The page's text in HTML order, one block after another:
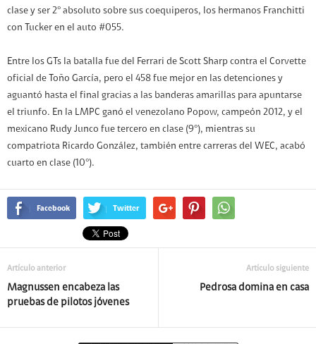
clase y ser 2° absoluto sobre sus coequiperos, los hermanos Franchitti
con Tucker en el auto #055.
Entre los GTs la batalla fue del Ferrari de Scott Sharp contra el Corvette
oficial de Toño García, pero el 458 fue mejor en las detenciones y
aguantó hasta el final gracias a las banderas amarillas para apuntarse
el triunfo. En la LMPC ganó el venezolano Popow, campeón 2012, y el
mexicano Rudy Junco fue tercero en clase (9°), mientras su
compatriota Ricardo González, también entre carreras del WEC, acabó
cuarto en clase (10°).
Facebook Twitter
Artículo anterior
Magnussen encabeza las
pruebas de pilotos jóvenes
Artículo siguiente
Pedrosa domina en casa